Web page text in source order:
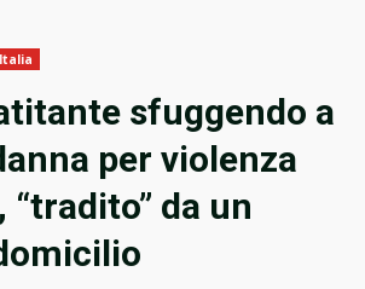
sfuggendo a
per violenza
“tradito” da un